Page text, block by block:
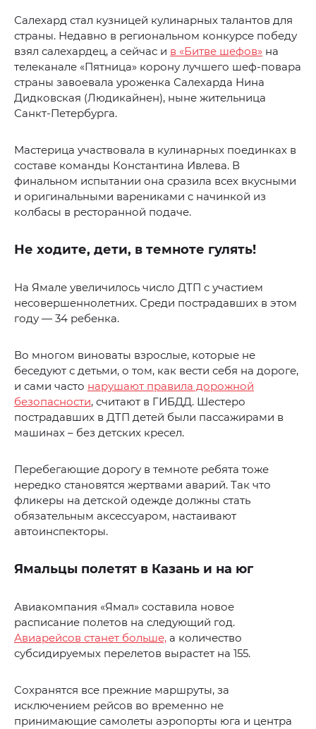
Салехард стал кузницей кулинарных талантов для
страны. Недавно в региональном конкурсе победу
взял салехардец, а сейчас и в «Битве шефов» на
телеканале «Пятница» корону лучшего шеф-повара
страны завоевала уроженка Салехарда Нина
Дидковская (Людикайнен), ныне жительница
Санкт-Петербурга.
Мастерица участвовала в кулинарных поединках в
составе команды Константина Ивлева. В
финальном испытании она сразила всех вкусными
и оригинальными варениками с начинкой из
колбасы в ресторанной подаче.
Не ходите, дети, в темноте гулять!
На Ямале увеличилось число ДТП с участием
несовершеннолетних. Среди пострадавших в этом
году — 34 ребенка.
Во многом виноваты взрослые, которые не
беседуют с детьми, о том, как вести себя на дороге,
и сами часто нарушают правила дорожной
безопасности, считают в ГИБДД. Шестеро
пострадавших в ДТП детей были пассажирами в
машинах – без детских кресел.
Перебегающие дорогу в темноте ребята тоже
нередко становятся жертвами аварий. Так что
фликеры на детской одежде должны стать
обязательным аксессуаром, настаивают
автоинспекторы.
Ямальцы полетят в Казань и на юг
Авиакомпания «Ямал» составила новое
расписание полетов на следующий год.
Авиарейсов станет больше, а количество
субсидируемых перелетов вырастет на 155.
Сохранятся все прежние маршруты, за
исключением рейсов во временно не
принимающие самолеты аэропорты юга и центра